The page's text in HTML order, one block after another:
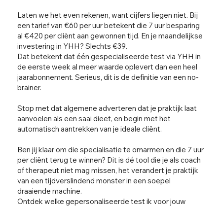
Laten we het even rekenen, want cijfers liegen niet. Bij
een tarief van €60 per uur betekent die 7 uur besparing
al €420 per cliënt aan gewonnen tijd. En je maandelijkse
investering in YHH? Slechts €39.
Dat betekent dat één gespecialiseerde test via YHH in
de eerste week al meer waarde oplevert dan een heel
jaarabonnement. Serieus, dit is de definitie van een no-
brainer.
Stop met dat algemene adverteren dat je praktijk laat
aanvoelen als een saai dieet, en begin met het
automatisch aantrekken van je ideale cliënt.
Ben jij klaar om die specialisatie te omarmen en die 7 uur
per cliënt terug te winnen? Dit is dé tool die je als coach
of therapeut niet mag missen, het verandert je praktijk
van een tijdverslindend monster in een soepel
draaiende machine.
Ontdek welke gepersonaliseerde test ik voor jouw